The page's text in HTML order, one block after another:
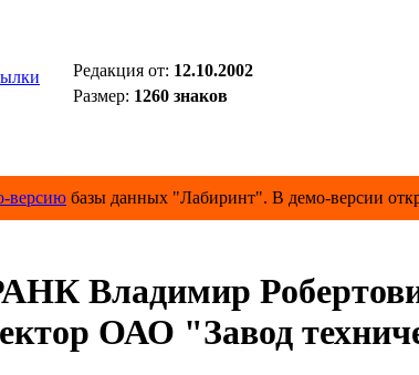
Редакция от: 12.10.2002
Размер: 1260 знаков
версию базы данных "Лабиринт". В демо-версии
Владимир
ОАО "Завод